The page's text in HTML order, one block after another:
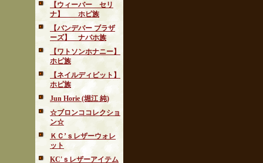
【ウィーバー セリ
ナ】 ホピ族
【バンデバー ブラザ
ーズ】 ナバホ族
【ワトソンホナニー】
ホピ族
【ネイルディビット】
ホピ族
Jun Horie (堀江 純)
☆ブロンココレクショ
ン☆
ＫＣ’ｓレザーウォレ
ット
KC'ｓレザーアイテム